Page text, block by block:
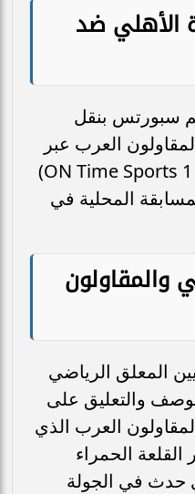
الأهلي ضد
سبورتس بنقل
العرب عبر
شاشتها وتحديدًا قناة (ON Time Sports 1 HD)
المحلية في
والمقاولون
المعلق الرياضي
والتعليق على
العرب الذي
القلعة الحمراء
حدث في الجولة